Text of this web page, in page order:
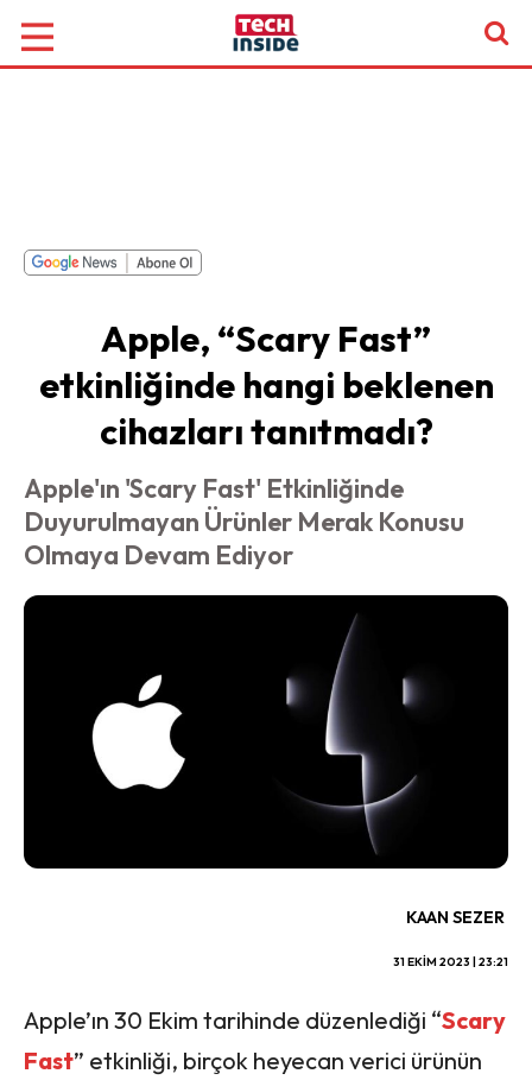
Apple, “Scary Fast”
etkinliğinde hangi beklenen
cihazları tanıtmadı?
Apple'ın 'Scary Fast' Etkinliğinde
Duyurulmayan Ürünler Merak Konusu
Olmaya Devam Ediyor
KAAN SEZER
31 EKIM 2023 | 23:21
Apple’ın 30 Ekim tarihinde düzenlediği “Scary
Fast” etkinliği, birçok heyecan verici ürünün